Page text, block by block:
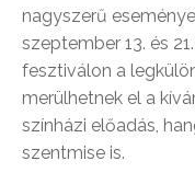
nagyszerű
szeptember 13. és
fesztiválon a
merülhetnek el a
színházi előadás,
szentmise is.